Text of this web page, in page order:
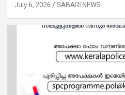
July 6, 2026 SABARI NEWS